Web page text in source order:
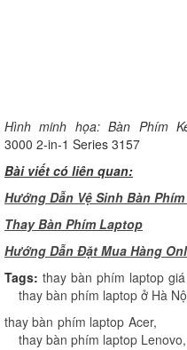
Hình minh họa: Bàn Phím
3000 2-in-1 Series 3157
Bài viết có liên quan:
Hướng Dẫn Vệ Sinh Bàn
Thay Bàn Phím Laptop
Hướng Dẫn Đặt Mua Hàng
Tags: thay bàn phím laptop
thay bàn phím laptop ở Hà
thay bàn phím laptop Acer,
thay bàn phím laptop Lenovo,